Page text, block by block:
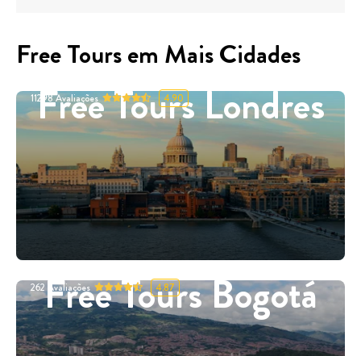
Free Tours em Mais Cidades
Free Tours Londres
11298Avaliações 4.90
Free Tours Bogotá
262 Avaliações 4.87